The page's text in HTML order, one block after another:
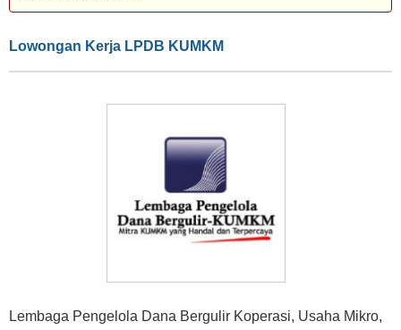
Lowongan Kerja LPDB KUMKM
Lembaga Pengelola Dana Bergulir Koperasi, Usaha Mikro,